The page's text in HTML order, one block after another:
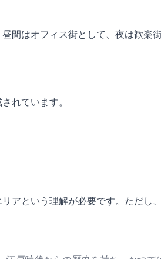
はオフィス街として、夜は歓楽
れています。
アという理解が必要です。ただし